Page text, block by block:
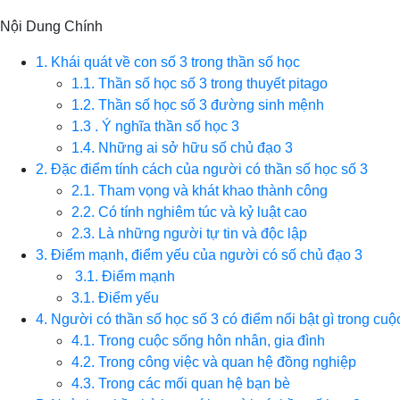
Nội Dung Chính
1. Khái quát về con số 3 trong thần số học
1.1. Thần số học số 3 trong thuyết pitago
1.2. Thần số học số 3 đường sinh mệnh
1.3 . Ý nghĩa thần số học 3
1.4. Những ai sở hữu số chủ đạo 3
2. Đặc điểm tính cách của người có thần số học số 3
2.1. Tham vọng và khát khao thành công
2.2. Có tính nghiêm túc và kỷ luật cao
2.3. Là những người tự tin và độc lập
3. Điểm mạnh, điểm yếu của người có số chủ đạo 3
3.1. Điểm mạnh
3.1. Điểm yếu
4. Người có thần số học số 3 có điểm nổi bật gì trong
4.1. Trong cuộc sống hôn nhân, gia đình
4.2. Trong công việc và quan hệ đồng nghiệp
4.3. Trong các mối quan hệ bạn bè